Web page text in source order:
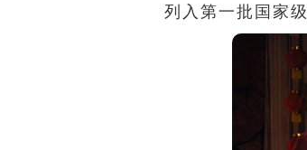
列入第一批国家级